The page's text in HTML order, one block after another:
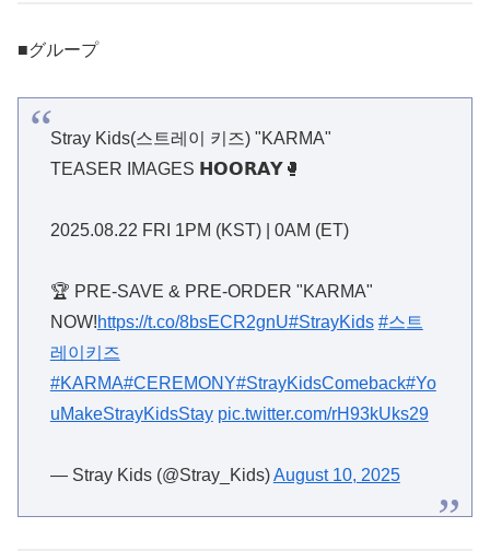
■グループ
Stray Kids(스트레이 키즈) "KARMA"
TEASER IMAGES 𝗛𝗢𝗢𝗥𝗔𝗬🥊
2025.08.22 FRI 1PM (KST) | 0AM (ET)
🏆 PRE-SAVE & PRE-ORDER "KARMA"
NOW!https://t.co/8bsECR2gnU#StrayKids #스트
레이키즈
#KARMA#CEREMONY#StrayKidsComeback#Yo
uMakeStrayKidsStay pic.twitter.com/rH93kUks29
— Stray Kids (@Stray_Kids)August 10, 2025